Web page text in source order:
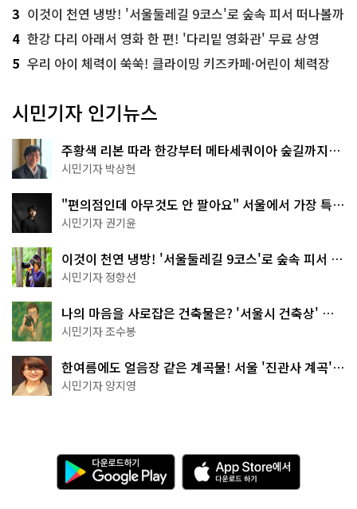
3 이것이 천연 냉방! '서울둘레길 9코스'로 숲속 피서 떠나볼까
4 한강 다리 아래서 영화 한 편! '다리밑 영화관' 무료 상영
5 우리 아이 체력이 쑥쑥! 클라이밍 키즈카페·어린이 체력장
시민기자 인기뉴스
주황색 리본 따라 한강부터 메타세쿼이아 숲길까지…
서울둘레길 15코스
시민기자 박상현
"편의점인데 아무것도 안 팔아요" 서울에서 가장 특별
한 편의점의 정체
시민기자 권기윤
이것이 천연 냉방! '서울둘레길 9코스'로 숲속 피서 떠
나볼까
시민기자 정향선
나의 마음을 사로잡은 건축물은? '서울시 건축상' 수
상작 공개!
시민기자 조수봉
한여름에도 얼음장 같은 계곡물! 서울 '진관사 계곡'이
천국이네~
시민기자 양지영
다
운
로
A
p
p